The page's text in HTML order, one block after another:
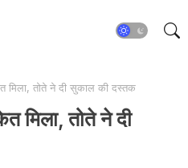
मिला, तोते ने दी सुकाल की दस्तक
मिला, तोते ने दी